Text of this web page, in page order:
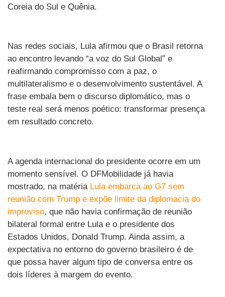
Coreia do Sul e Quênia.
Nas redes sociais, Lula afirmou que o Brasil retorna
ao encontro levando “a voz do Sul Global” e
reafirmando compromisso com a paz, o
multilateralismo e o desenvolvimento sustentável. A
frase embala bem o discurso diplomático, mas o
teste real será menos poético: transformar presença
em resultado concreto.
A agenda internacional do presidente ocorre em um
momento sensível. O DFMobilidade já havia
mostrado, na matéria Lula embarca ao G7 sem
reunião com Trump e expõe limite da diplomacia do
improviso, que não havia confirmação de reunião
bilateral formal entre Lula e o presidente dos
Estados Unidos, Donald Trump. Ainda assim, a
expectativa no entorno do governo brasileiro é de
que possa haver algum tipo de conversa entre os
dois líderes à margem do evento.